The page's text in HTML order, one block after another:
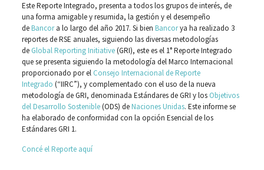
Este Reporte Integrado, presenta a todos los grupos de interés, de
una forma amigable y resumida, la gestión y el desempeño
deBancora lo largo del año 2017. Si bien Bancorya ha realizado 3
reportes de RSE anuales, siguiendo las diversas metodologías
de Global Reporting Initiative(GRI), este es el 1° Reporte Integrado
que se presenta siguiendo la metodología del Marco Internacional
proporcionado por el Consejo Internacional de Reporte
Integrado (“IIRC”), y complementado con el uso de la nueva
metodología de GRI, denominada Estándares de GRI y los Objetivos
del Desarrollo Sostenible(ODS) deNaciones Unidas. Este informe se
ha elaborado de conformidad con la opción Esencial de los
Estándares GRI 1.
Concé el Reporte aquí